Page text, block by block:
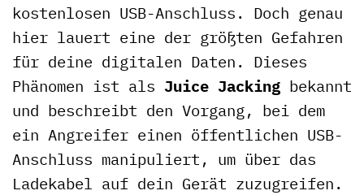
kostenlosen USB-Anschluss. Doch genau
hier lauert eine der größten Gefahren
für deine digitalen Daten. Dieses
Phänomen ist als Juice Jacking bekannt
und beschreibt den Vorgang, bei dem
ein Angreifer einen öffentlichen USB-
Anschluss manipuliert, um über das
Ladekabel auf dein Gerät zuzugreifen.